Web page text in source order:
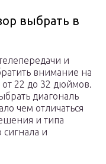
выбрать в
и
внимание на
от 22 до 32 дюймов.
диагональ
чем отличаться
и типа
сигнала и